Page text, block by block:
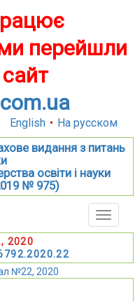
перейшли
English • На русском
видання з питань
освіти і науки
№ 975)
Toggle
2020